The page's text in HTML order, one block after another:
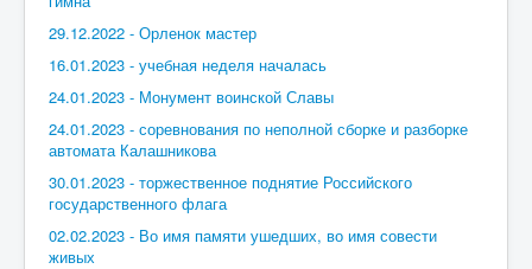
29.12.2022 - Орленок мастер
16.01.2023 - учебная неделя началась
24.01.2023 - Монумент воинской Славы
24.01.2023 - соревнования по неполной сборке и разборке
автомата Калашникова
30.01.2023 - торжественное поднятие Российского
государственного флага
02.02.2023 - Во имя памяти ушедших, во имя совести
живых